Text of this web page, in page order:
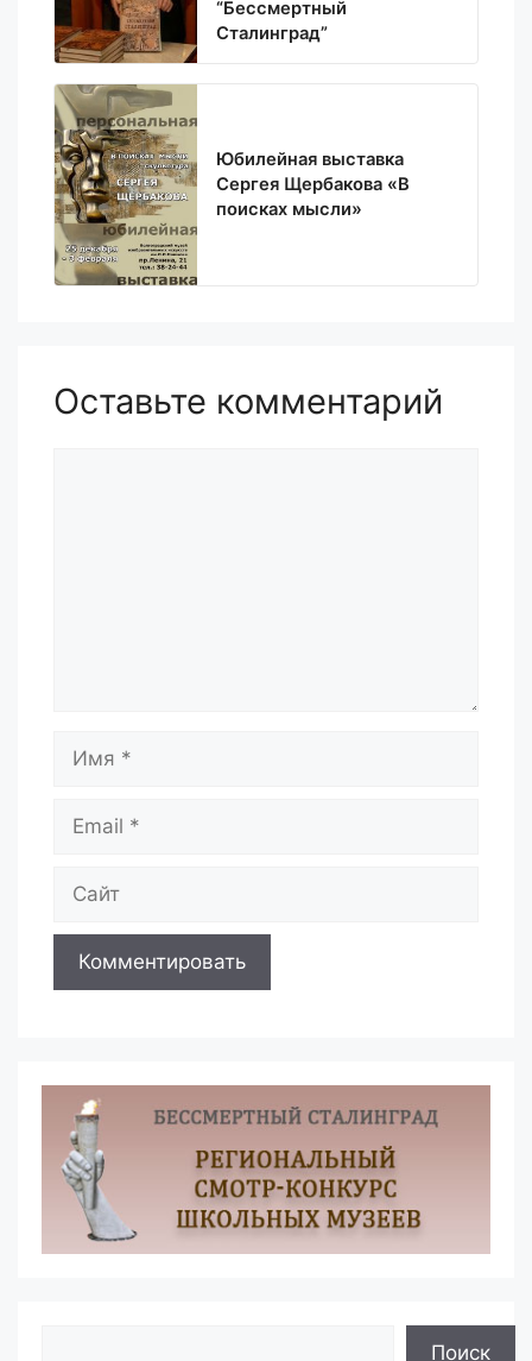
“Бессмертный
Сталинград”
Юбилейная выставка
Сергея Щербакова «В
поисках мысли»
Оставьте комментарий
Поиск